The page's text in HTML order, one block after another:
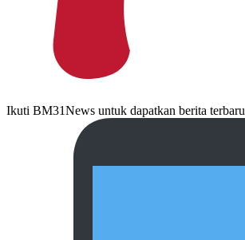
Ikuti BM31News untuk dapatkan berita terbaru